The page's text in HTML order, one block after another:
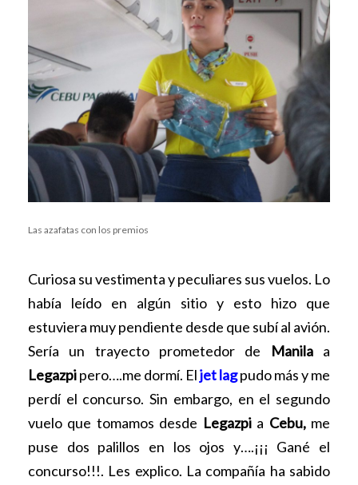
Las azafatas con los premios
Curiosa su vestimenta y peculiares sus vuelos. Lo
había leído en algún sitio y esto hizo que
estuviera muy pendiente desde que subí al avión.
Sería un trayecto prometedor de
Manilaa
Legazpipero….me dormí. Eljet lagpudo más y me
perdí el concurso. Sin embargo, en el segundo
vuelo que tomamos desde Legazpia Cebu,me
puse dos palillos en los ojos y….¡¡¡ Gané el
concurso!!!. Les explico. La compañía ha sabido